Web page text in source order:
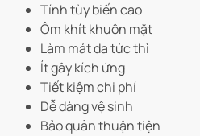
Tính tùy biến cao
Ôm khít khuôn mặt
Làm mát da tức thì
Ít gây kích ứng
Tiết kiệm chi phí
Dễ dàng vệ sinh
Bảo quản thuận tiện